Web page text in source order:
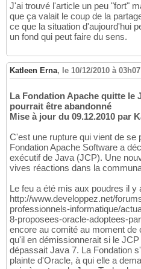
J'ai trouvé l'article un peu "fort"
que ça valait le coup de la
ce que la situation d'aujourd'hui
un fond qui peut faire du sens.
Katleen Erna, le 10/12/2010 à 03h07
La Fondation Apache quitte le
pourrait être abandonné
Mise à jour du 09.12.2010 par
C'est une rupture qui vient de se
Fondation Apache Software a
exécutif de Java (JCP). Une
vives réactions dans la
Le feu a été mis aux poudres il y
http://www.developpez.net/
professionnels-informatique/
8-proposees-oracle-adoptees-
encore au comité au moment
qu'il en démissionnerait si le
dépassait Java 7. La Fondation
plainte d'Oracle, à qui elle a